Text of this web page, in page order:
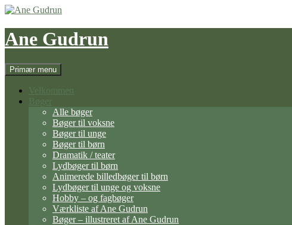
Hop
indhold
Ane Gudrun
Søg
Primær menu
Alle bøger
Bøger til voksne
Bøger til unge
Bøger til børn
Dramatik / teater
Lydbøger til børn
Animerede billedbøger til børn
Lydbøger til unge og voksne
Hobby – og fagbøger
Værkliste af Ane Gudrun
Bøger – illustreret af Ane Gudrun